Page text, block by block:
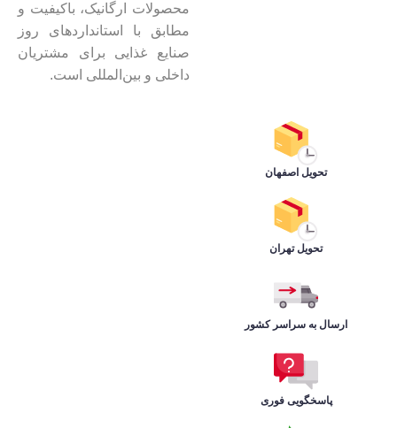
محصولات ارگانیک، باکیفیت و
مطابق با استانداردهای روز
صنایع غذایی برای مشتریان
داخلی و بین‌المللی است.
تحویل اصفهان
تحویل تهران
ارسال به سراسر کشور
پاسخگویی فوری